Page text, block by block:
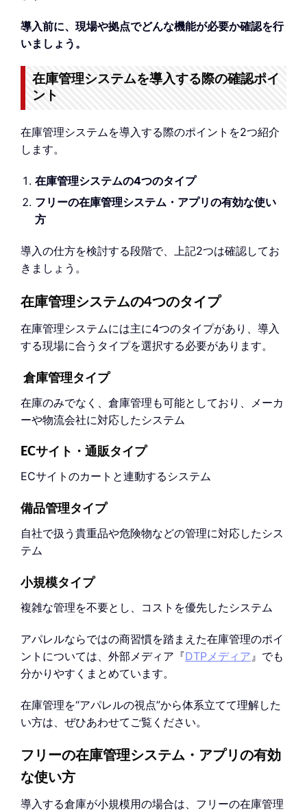
導入前に、現場や拠点でどんな機能が必要か確認を行
いましょう。
在庫管理システムを導入する際の確認ポイ
ント
在庫管理システムを導入する際のポイントを2つ紹介
します。
在庫管理システムの4つのタイプ
フリーの在庫管理システム・アプリの有効な使い
方
導入の仕方を検討する段階で、上記2つは確認してお
きましょう。
在庫管理システムの4つのタイプ
在庫管理システムには主に4つのタイプがあり、導入
する現場に合うタイプを選択する必要があります。
倉庫管理タイプ
在庫のみでなく、倉庫管理も可能としており、メーカ
ーや物流会社に対応したシステム
ECサイト・通販タイプ
ECサイトのカートと連動するシステム
備品管理タイプ
自社で扱う貴重品や危険物などの管理に対応したシス
テム
小規模タイプ
複雑な管理を不要とし、コストを優先したシステム
アパレルならではの商習慣を踏まえた在庫管理のポイ
ントについては、外部メディア『DTPメディア 』でも
分かりやすくまとめています。
在庫管理を“アパレルの視点”から体系立てて理解した
い方は、ぜひあわせてご覧ください。
フリーの在庫管理システム・アプリの有効
な使い方
導入する倉庫が小規模用の場合は、フリーの在庫管理